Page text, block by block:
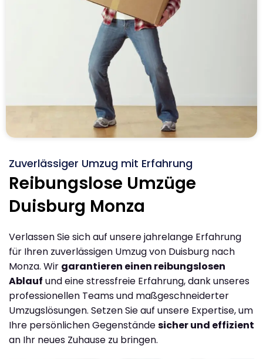
Zuverlässiger Umzug mit Erfahrung
Reibungslose Umzüge
Duisburg Monza
Verlassen Sie sich auf unsere jahrelange Erfahrung
für Ihren zuverlässigen Umzug von Duisburg nach
Monza. Wir garantieren einen reibungslosen
Ablauf und eine stressfreie Erfahrung, dank unseres
professionellen Teams und maßgeschneiderter
Umzugslösungen. Setzen Sie auf unsere Expertise, um
Ihre persönlichen Gegenständesicher und effizient
an Ihr neues Zuhause zu bringen.